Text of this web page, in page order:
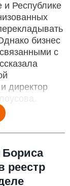
Республике
бизнес
с
директор
реестр